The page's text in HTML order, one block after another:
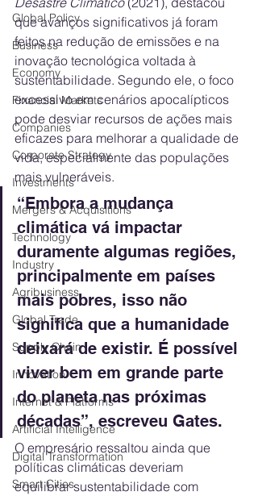
Global Policy
Business
Economy
Financial Markets
Companies
Corporate Strategy
Investments
Mergers & Acquisitions
Technology
Industry
Agribusiness
Global Trade
Supply Chain
Innovation
Internet & Platforms
Artificial Intelligence
Digital Transformation
Smart Cities
que avanços significativos já foram
feitos na redução de emissões e na
inovação tecnológica voltada à
sustentabilidade. Segundo ele, o foco
excessivo em cenários apocalípticos
pode desviar recursos de ações mais
eficazes para melhorar a qualidade de
vida, especialmente das populações
mais vulneráveis.
“Embora a mudança
climática vá impactar
duramente algumas regiões,
principalmente em países
mais pobres, isso não
significa que a humanidade
deixará de existir. É possível
viver bem em grande parte
do planeta nas próximas
décadas”, escreveu Gates.
O empresário ressaltou ainda que
políticas climáticas deveriam
equilibrar sustentabilidade com